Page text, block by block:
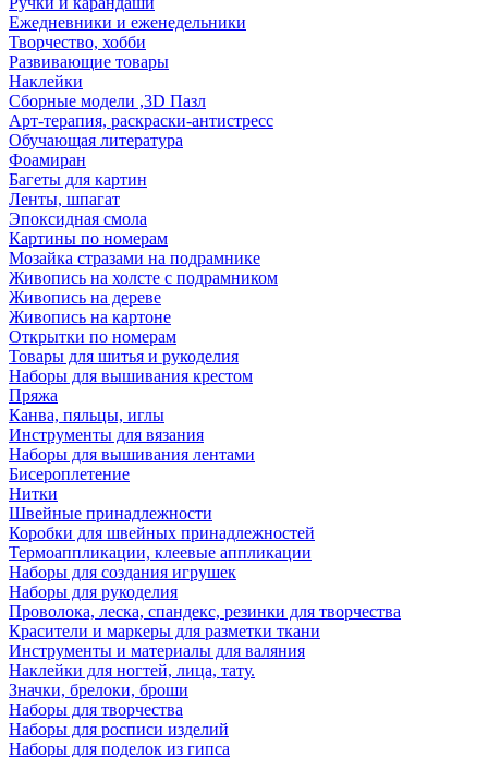
Ежедневники и еженедельники
Творчество, хобби
Развивающие товары
Наклейки
Сборные модели ,3D Пазл
Арт-терапия, раскраски-антистресс
Обучающая литература
Фоамиран
Багеты для картин
Ленты, шпагат
Эпоксидная смола
Картины по номерам
Мозайка стразами на подрамнике
Живопись на холсте с подрамником
Живопись на дереве
Живопись на картоне
Открытки по номерам
Товары для шитья и рукоделия
Наборы для вышивания крестом
Пряжа
Канва, пяльцы, иглы
Инструменты для вязания
Наборы для вышивания лентами
Бисероплетение
Нитки
Швейные принадлежности
Коробки для швейных принадлежностей
Термоаппликации, клеевые аппликации
Наборы для создания игрушек
Наборы для рукоделия
Проволока, леска, спандекс, резинки для творчества
Красители и маркеры для разметки ткани
Инструменты и материалы для валяния
Наклейки для ногтей, лица, тату.
Значки, брелоки, броши
Наборы для творчества
Наборы для росписи изделий
Наборы для поделок из гипса